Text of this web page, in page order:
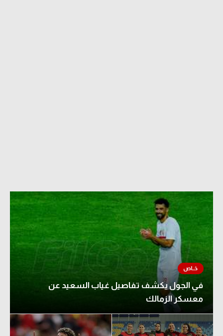
في الجول يكشف تفاصيل غياب السعيد عن
معسكر الزمالك